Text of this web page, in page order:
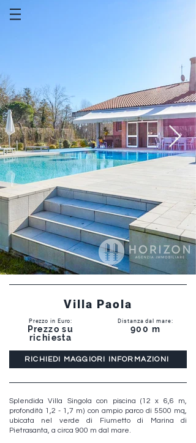
Villa Paola
Prezzo in Euro:
Prezzo su
richiesta
Distanza dal mare:
900 m
RICHIEDI MAGGIORI INFORMAZIONI
Splendida Villa Singola con piscina (12 x 6,6 m,
profondità 1,2 - 1,7 m) con ampio parco di 5500 mq,
ubicata nel verde di Fiumetto di Marina di
Pietrasanta, a circa 900 m dal mare.